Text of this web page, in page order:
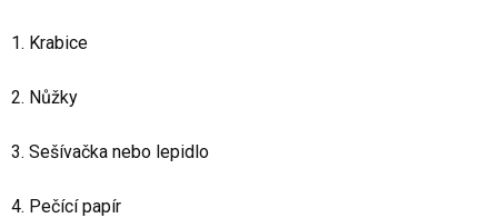
1. Krabice
2. Nůžky
3. Sešívačka nebo lepidlo
4. Pečící papír